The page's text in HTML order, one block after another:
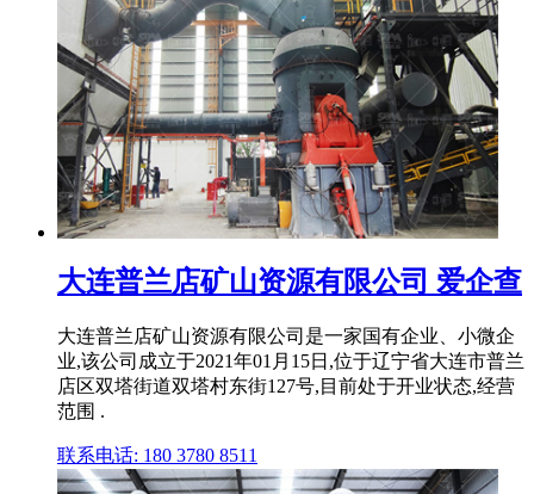
大连普兰店矿山资源有限公司 爱企查
大连普兰店矿山资源有限公司是一家国有企业、小微企
业,该公司成立于2021年01月15日,位于辽宁省大连市普兰
店区双塔街道双塔村东街127号,目前处于开业状态,经营
范围 .
联系电话: 180 3780 8511